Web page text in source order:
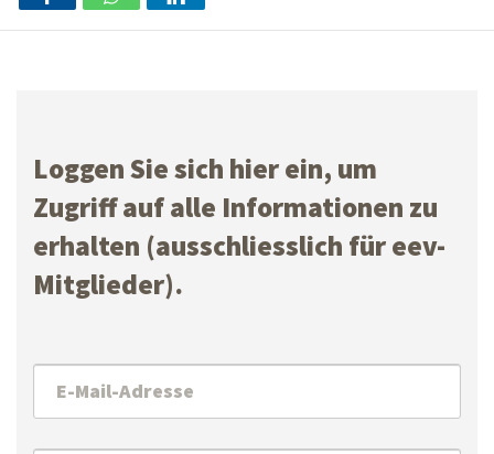
Loggen Sie sich hier ein, um
Zugriff auf alle Informationen zu
erhalten (ausschliesslich für eev-
Mitglieder).